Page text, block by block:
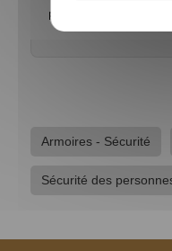
parfait
Armoires - Sécurité
Sécurité des